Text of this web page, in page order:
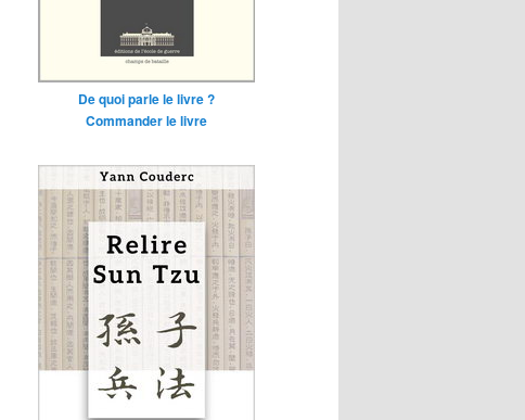
De quoi parle le livre ?
Commander le livre